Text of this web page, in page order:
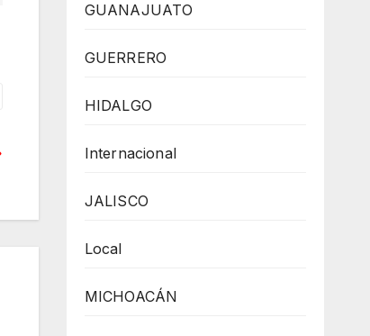
GUANAJUATO
GUERRERO
HIDALGO
Internacional
JALISCO
Local
MICHOACÁN